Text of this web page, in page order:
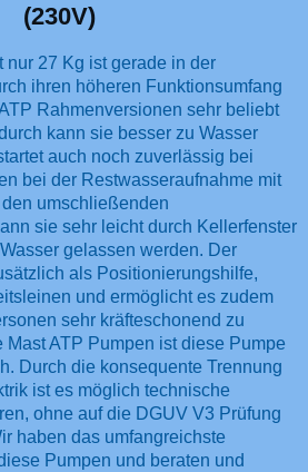
(230V)
nur 27 Kg ist gerade in der
ihren höheren Funktionsumfang
Rahmenversionen sehr beliebt
kann sie besser zu Wasser
auch noch zuverlässig bei
bei der Restwasseraufnahme mit
umschließenden
sie sehr leicht durch Kellerfenster
gelassen werden. Der
als Positionierungshilfe,
und ermöglicht es zudem
sehr kräfteschonend zu
ATP Pumpen ist diese Pumpe
Durch die konsequente Trennung
ist es möglich technische
ohne auf die DGUV V3 Prüfung
haben das umfangreichste
Pumpen und beraten und